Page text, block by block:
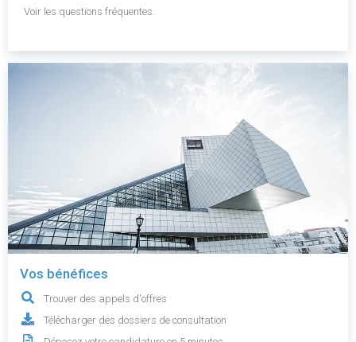
Voir les questions fréquentes.
Vos bénéfices
Trouver des appels d'offres
Télécharger des dossiers de consultation